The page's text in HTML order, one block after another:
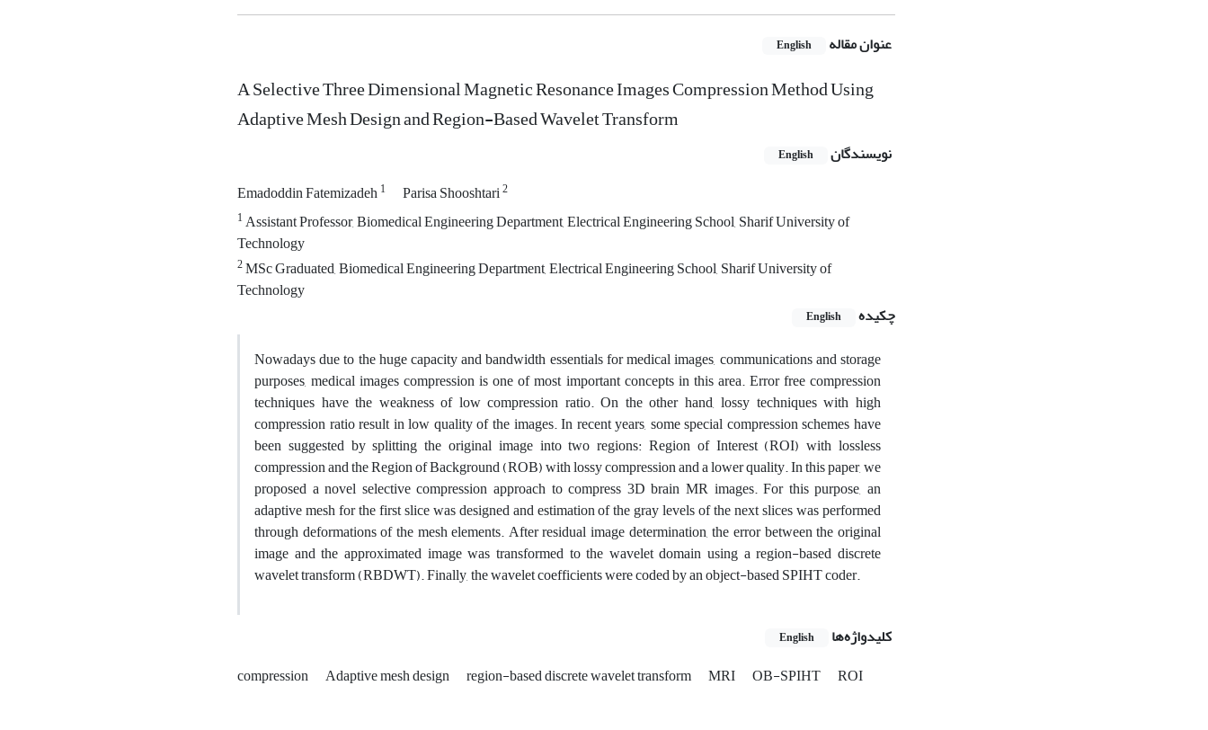
عنوان مقاله English
A Selective Three Dimensional Magnetic Resonance Images Compression Method Using
Adaptive Mesh Design and Region-Based Wavelet Transform
نویسندگان English
Emadoddin Fatemizadeh1 Parisa Shooshtari2
1Assistant Professor, Biomedical Engineering Department, Electrical Engineering School, Sharif University of
Technology
2MSc Graduated, Biomedical Engineering Department, Electrical Engineering School, Sharif University of
Technology
چکیده
English
Nowadays due to the huge capacity and bandwidth essentials for medical images, communications and storage
purposes, medical images compression is one of most important concepts in this area. Error free compression
techniques have the weakness of low compression ratio. On the other hand, lossy techniques with high
compression ratio result in low quality of the images. In recent years, some special compression schemes have
been suggested by splitting the original image into two regions: Region of Interest (ROI) with lossless
compression and the Region of Background (ROB) with lossy compression and a lower quality. In this paper, we
proposed a novel selective compression approach to compress 3D brain MR images. For this purpose, an
adaptive mesh for the first slice was designed and estimation of the gray levels of the next slices was performed
through deformations of the mesh elements. After residual image determination, the error between the original
image and the approximated image was transformed to the wavelet domain using a region-based discrete
wavelet transform (RBDWT). Finally, the wavelet coefficients were coded by an object-based SPIHT coder.
کلیدواژه‌ها English
compression Adaptive mesh design region-based discrete wavelet transform MRI OB-SPIHT ROI